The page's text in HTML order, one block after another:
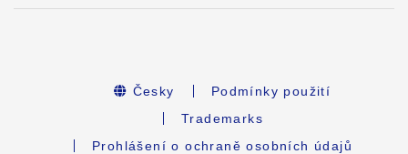
Česky
Podmínky použití
Trademarks
Prohlášení o ochraně osobních údajů